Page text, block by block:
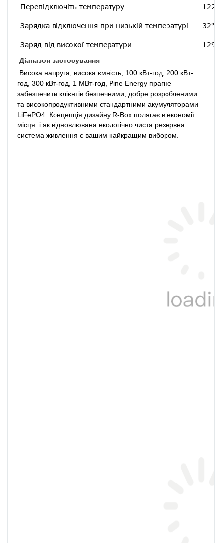
Перепідключіть температуру 122
Зарядка відключення при низькій температурі
Заряд від високої температури
Діапазон застосування
год, 300 кВт-год, 1 МВт-год, Pine Energy прагне
забезпечити клієнтів безпечними, добре розробленими
та високопродуктивними стандартними акумуляторами
LiFePO4. Концепція дизайну R-Box полягає в економії
місця. і як відновлювана екологічно чиста резервна
система живлення є вашим найкращим вибором.